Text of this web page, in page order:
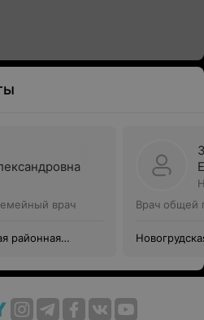
врач
районная
Врач общей